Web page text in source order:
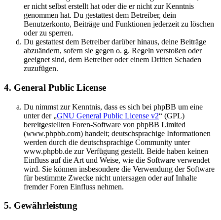
er nicht selbst erstellt hat oder die er nicht zur Kenntnis
genommen hat. Du gestattest dem Betreiber, dein
Benutzerkonto, Beiträge und Funktionen jederzeit zu löschen
oder zu sperren.
Du gestattest dem Betreiber darüber hinaus, deine Beiträge
abzuändern, sofern sie gegen o. g. Regeln verstoßen oder
geeignet sind, dem Betreiber oder einem Dritten Schaden
zuzufügen.
4. General Public License
Du nimmst zur Kenntnis, dass es sich bei phpBB um eine
unter der „GNU General Public License v2“ (GPL)
bereitgestellten Foren-Software von phpBB Limited
(www.phpbb.com) handelt; deutschsprachige Informationen
werden durch die deutschsprachige Community unter
www.phpbb.de zur Verfügung gestellt. Beide haben keinen
Einfluss auf die Art und Weise, wie die Software verwendet
wird. Sie können insbesondere die Verwendung der Software
für bestimmte Zwecke nicht untersagen oder auf Inhalte
fremder Foren Einfluss nehmen.
5. Gewährleistung